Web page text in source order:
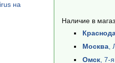
Наличие в
Москва
Омск ,
на